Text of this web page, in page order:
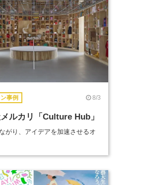
事例 8/3
ルカリ「Culture Hub」
がり、アイデアを加速させるオ